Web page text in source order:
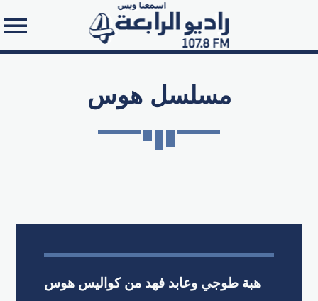
مسلسل هوس
هبة طوجي وعابد فهد من كواليس هوس